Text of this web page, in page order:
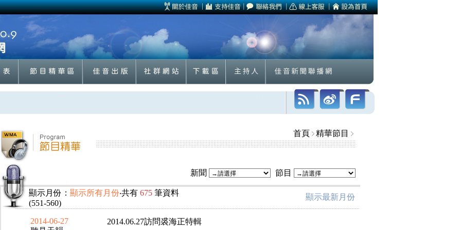
首頁 精華節目
新聞 節目
顯示月份： 顯示所有月份‧共有 675筆資料
(551-560)
顯示最新月份
2014-06-27
2014.06.27訪問裘海正特輯